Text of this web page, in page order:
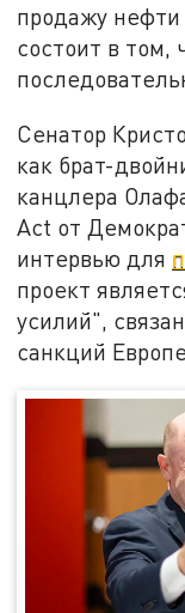
продажу
состоит в том,
Сенатор
как брат-
канцлера
Act от
интервью для
проект
усилий",
санкций